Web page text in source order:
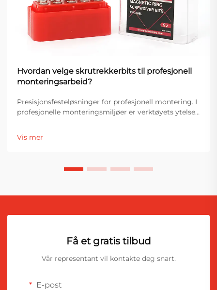
Hvordan velge skrutrekkerbits til profesjonell
monteringsarbeid?
Presisjonsfesteløsninger for profesjonell montering. I
profesjonelle monteringsmiljøer er verktøyets ytelse
produktkvalitet. Blant de viktigste komponentene i
festesystemer er skruemaskinbitar...
Vis mer
Få et gratis tilbud
Vår representant vil kontakte deg snart.
E-post